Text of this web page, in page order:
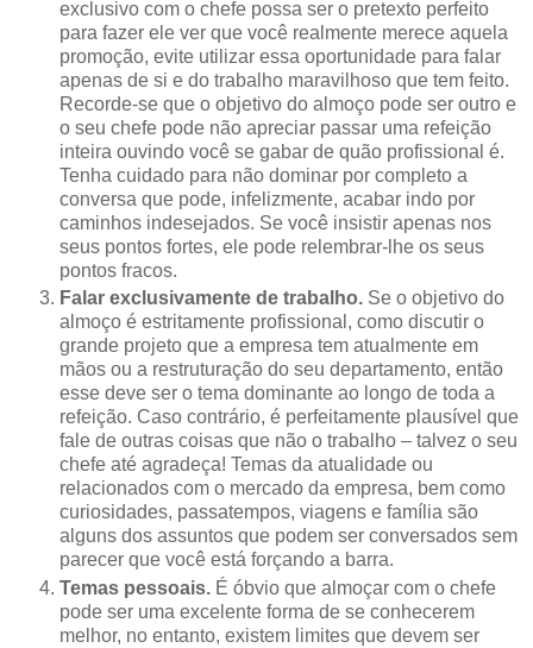
exclusivo com o chefe possa ser o pretexto perfeito
para fazer ele ver que você realmente merece aquela
promoção, evite utilizar essa oportunidade para falar
apenas de si e do trabalho maravilhoso que tem feito.
Recorde-se que o objetivo do almoço pode ser outro e
o seu chefe pode não apreciar passar uma refeição
inteira ouvindo você se gabar de quão profissional é.
Tenha cuidado para não dominar por completo a
conversa que pode, infelizmente, acabar indo por
caminhos indesejados. Se você insistir apenas nos
seus pontos fortes, ele pode relembrar-lhe os seus
pontos fracos.
Falar exclusivamente de trabalho. Se o objetivo do
almoço é estritamente profissional, como discutir o
grande projeto que a empresa tem atualmente em
mãos ou a restruturação do seu departamento, então
esse deve ser o tema dominante ao longo de toda a
refeição. Caso contrário, é perfeitamente plausível que
fale de outras coisas que não o trabalho – talvez o seu
chefe até agradeça! Temas da atualidade ou
relacionados com o mercado da empresa, bem como
curiosidades, passatempos, viagens e família são
alguns dos assuntos que podem ser conversados sem
parecer que você está forçando a barra.
Temas pessoais. É óbvio que almoçar com o chefe
pode ser uma excelente forma de se conhecerem
melhor, no entanto, existem limites que devem ser